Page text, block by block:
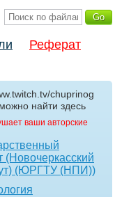
Реферат
chuprinog
найти здесь
ваши авторские
(Новочеркасский
(ЮРГТУ (НПИ))